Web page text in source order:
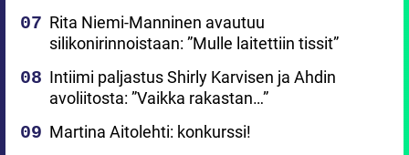
Rita Niemi-Manninen avautuu
silikonirinnoistaan: ”Mulle laitettiin tissit”
Intiimi paljastus Shirly Karvisen ja Ahdin
avoliitosta: ”Vaikka rakastan…”
Martina Aitolehti: konkurssi!